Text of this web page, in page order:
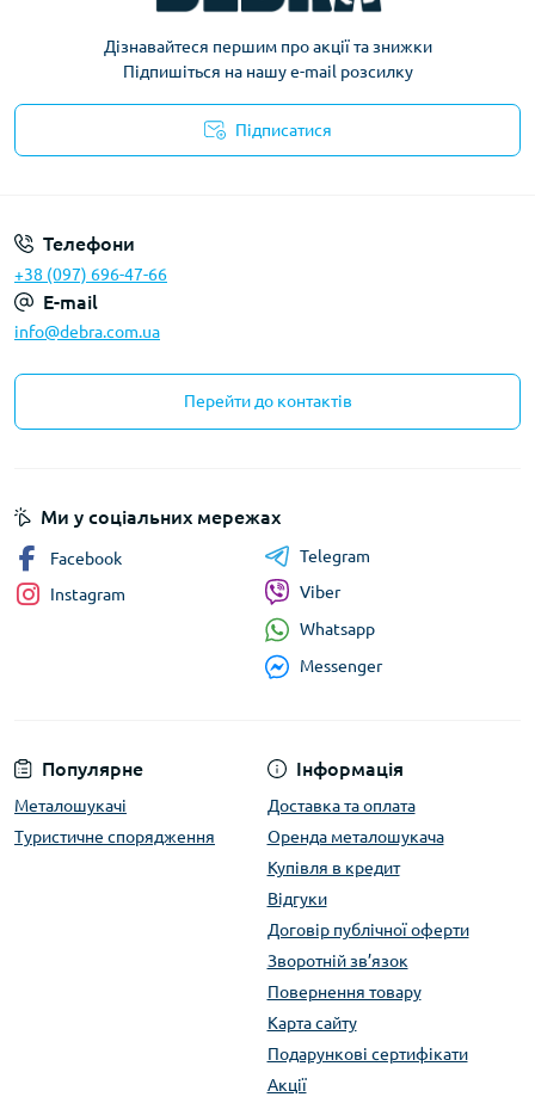
Дізнавайтеся першим про акції та знижки
Підпишіться на нашу e-mail розсилку
Підписатися
Телефони
+38 (097) 696-47-66
E-mail
info@debra.com.ua
Перейти до контактів
Популярне
Металошукачі
Туристичне спорядження
Інформація
Доставка та оплата
Оренда металошукача
Купівля в кредит
Відгуки
Договір публічної оферти
Зворотній зв’язок
Повернення товару
Карта сайту
Подарункові сертифікати
Акції
Ми у соціальних мережах
Facebook
Instagram
Telegram
Viber
Whatsapp
Messenger